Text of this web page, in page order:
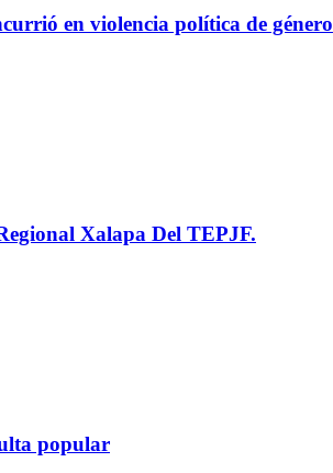
en violencia política de género
Xalapa Del TEPJF.
popular